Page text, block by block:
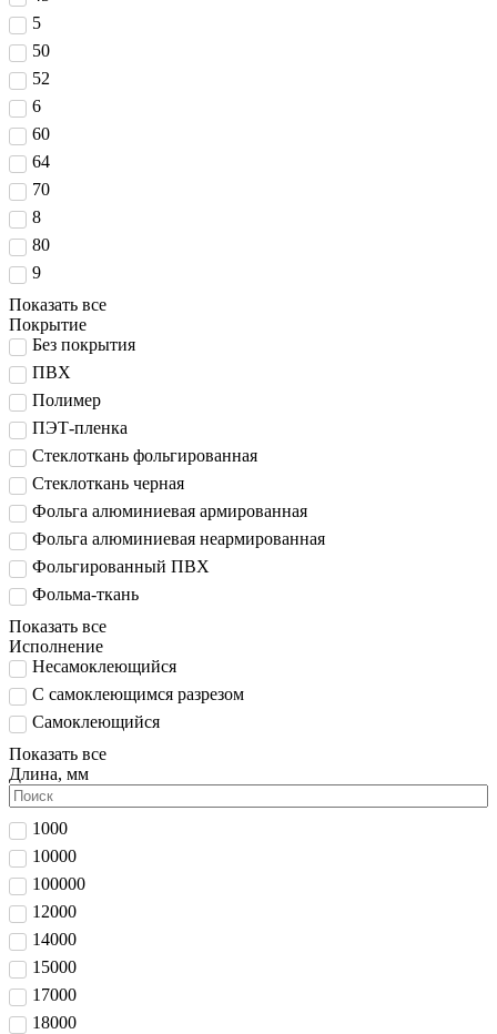
5
50
52
6
60
64
70
8
80
9
Показать все
Покрытие
Без покрытия
ПВХ
Полимер
ПЭТ-пленка
Стеклоткань фольгированная
Стеклоткань черная
Фольга алюминиевая армированная
Фольга алюминиевая неармированная
Фольгированный ПВХ
Фольма-ткань
Показать все
Исполнение
Несамоклеющийся
С самоклеющимся разрезом
Самоклеющийся
Показать все
Длина, мм
1000
10000
100000
12000
14000
15000
17000
18000